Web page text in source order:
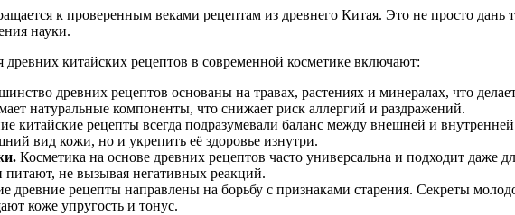
к проверенным веками рецептам из древнего Китая. Это не просто дань
науки.
китайских рецептов в современной косметике включают:
древних рецептов основаны на травах, растениях и минералах, что
натуральные компоненты, что снижает риск аллергий и раздражений.
китайские рецепты всегда подразумевали баланс между внешней и
вид кожи, но и укрепить её здоровье изнутри.
Косметика на основе древних рецептов часто универсальна и подходит
не вызывая негативных реакций.
древние рецепты направлены на борьбу с признаками старения. Секреты
коже упругость и тонус.